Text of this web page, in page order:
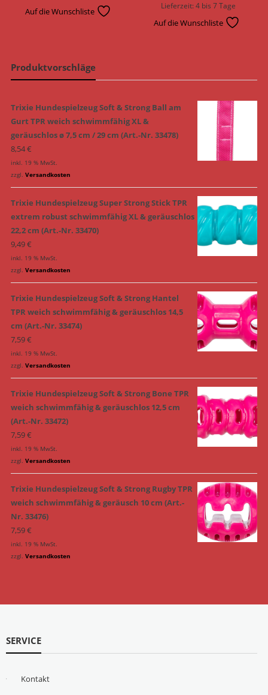
Auf die Wunschliste
Lieferzeit:4 bis 7 Tage
Auf die Wunschliste
Produktvorschläge
Trixie Hundespielzeug Soft & Strong Ball am
Gurt TPR weich schwimmfähig XL &
geräuschlos ø 7,5 cm / 29 cm (Art.-Nr. 33478)
8,54€
inkl. 19 % MwSt.
zzgl. Versandkosten
Trixie Hundespielzeug Super Strong Stick TPR
extrem robust schwimmfähig XL & geräuschlos
22,2 cm (Art.-Nr. 33470)
9,49€
inkl. 19 % MwSt.
zzgl. Versandkosten
Trixie Hundespielzeug Soft & Strong Hantel
TPR weich schwimmfähig & geräuschlos 14,5
cm (Art.-Nr. 33474)
7,59€
inkl. 19 % MwSt.
zzgl. Versandkosten
Trixie Hundespielzeug Soft & Strong Bone TPR
weich schwimmfähig & geräuschlos 12,5 cm
(Art.-Nr. 33472)
7,59€
inkl. 19 % MwSt.
zzgl. Versandkosten
Trixie Hundespielzeug Soft & Strong Rugby TPR
weich schwimmfähig & geräusch 10 cm (Art.-
Nr. 33476)
7,59€
inkl. 19 % MwSt.
zzgl. Versandkosten
SERVICE
Kontakt